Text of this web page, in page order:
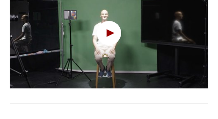
Hov, denne funktion kræver
cookies
For at se indholdet skal du ændre dit
cookie-
samtykke
til at tillade funktionalitet og
målretning cookies